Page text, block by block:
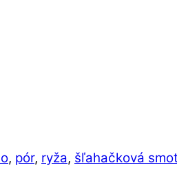
, pór, ryža, šľahačková